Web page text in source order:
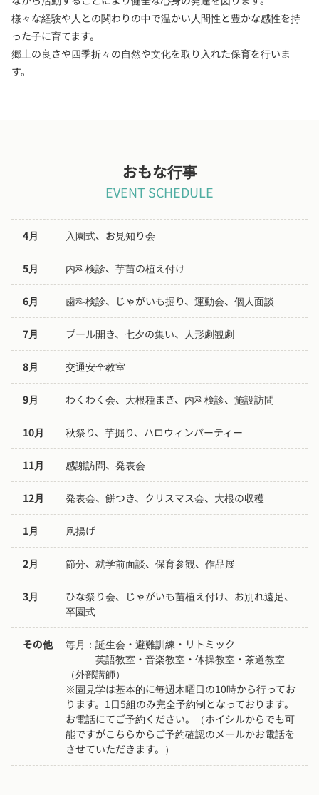
様々な経験や人との関わりの中で温かい人間性と豊かな感性を持
った子に育てます。
郷土の良さや四季折々の自然や文化を取り入れた保育を行いま
す。
おもな行事
EVENT SCHEDULE
4月 入園式、お見知り会
5月 内科検診、芋苗の植え付け
6月 歯科検診、じゃがいも掘り、運動会、個人面談
7月 プール開き、七夕の集い、人形劇観劇
8月 交通安全教室
9月 わくわく会、大根種まき、内科検診、施設訪問
10月 秋祭り、芋掘り、ハロウィンパーティー
11月 感謝訪問、発表会
12月 発表会、餅つき、クリスマス会、大根の収穫
1月 凧揚げ
2月 節分、就学前面談、保育参観、作品展
3月
ひな祭り会、じゃがいも苗植え付け、お別れ遠足、
卒園式
その他
毎月：誕生会・避難訓練・リトミック
英語教室・音楽教室・体操教室・茶道教室
（外部講師）
※園見学は基本的に毎週木曜日の10時から行ってお
ります。1日5組のみ完全予約制となっております。
お電話にてご予約ください。（ホイシルからでも可
能ですがこちらからご予約確認のメールかお電話を
させていただきます。）